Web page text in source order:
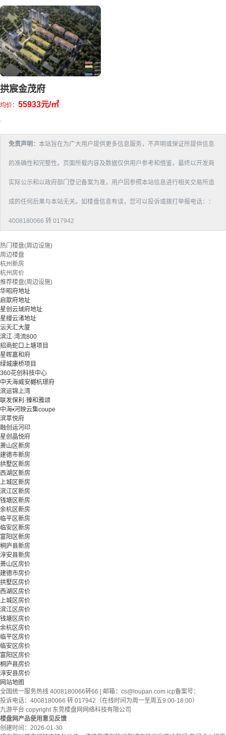
拱宸金茂府
均价： 55933元/㎡
免责声明： 本站旨在为广大用户提供更多信息服务，不声明或保证所提供信息
的准确性和完整性。页面所载内容及数据仅供用户参考和借鉴，最终以开发商
实际公示和以政府部门登记备案为准，用户因参照本站信息进行相关交易所造
成的任何后果与本站无关。如楼盘信息有误，您可以投诉或拨打举报电话：：
4008180066 转 017942
热门楼盘(周边设施)
周边楼盘
杭州新房
杭州房价
推荐楼盘(周边设施)
华昭府地址
启歆府地址
星创云珹府地址
星缦云渚地址
沄天汇大厦
滨江·湾流800
招商蛇口上塘项目
星晖嘉和府
绿城康桥项目
360花创科技中心
中天海威安樾杭璟府
滨运锦上湾
联发保利·臻和雅颂
中海•河映云集coupe
滨萃悦府
融创运河印
星创晶悦府
萧山区新房
建德市新房
拱墅区新房
西湖区新房
上城区新房
滨江区新房
钱塘区新房
余杭区新房
临平区新房
临安区新房
富阳区新房
桐庐县新房
淳安县新房
萧山区房价
建德市房价
拱墅区房价
西湖区房价
上城区房价
滨江区房价
钱塘区房价
余杭区房价
临平区房价
临安区房价
富阳区房价
桐庐县房价
淳安县房价
网站地图
全国统一服务热线 4008180066转66 | 邮箱： cs@loupan.com icp备案号：
投诉电话：4008180066 转 017942（在线时间为周一至周五9:00-18:00）
九游平台 copyright 东莞楼盘网网络科技有限公司
楼盘网产品使用意见反馈
创建时间： 2026-01-30